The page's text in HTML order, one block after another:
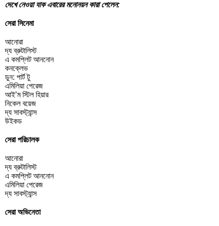
দেখে নেওয়া যাক এবারের মনোনয়ন কারা পেলেন:
সেরা সিনেমা
আনোরা
দ্য ব্রুটালিস্ট
এ কমপ্লিট আননোন
কনক্লেভ
ডুন: পার্ট টু
এমিলিয়া পেরেজ
আই’ম স্টিল হিয়ার
নিকেল বয়েজ
দ্য সাবস্ট্যান্স
উইকড
সেরা পরিচালক
আনোরা
দ্য ব্রুটালিস্ট
এ কমপ্লিট আননোন
এমিলিয়া পেরেজ
দ্য সাবস্ট্যান্স
সেরা অভিনেতা